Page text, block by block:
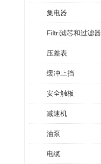
集电器
Filtri滤芯和过滤器
压差表
缓冲止挡
安全触板
减速机
油泵
电缆